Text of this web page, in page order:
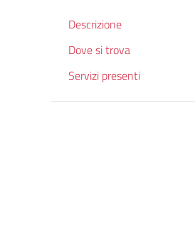
Descrizione
Dove si trova
Servizi presenti